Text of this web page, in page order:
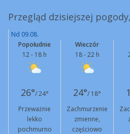
Przegląd dzisiejszej
Nd 09.08.
Popołudnie
12 - 18 h
Wieczór
18 - 22 h
26°/ 24° 24°/ 18°
Przeważnie
lekko
pochmurno
Zachmurzenie
zmienne,
częściowo